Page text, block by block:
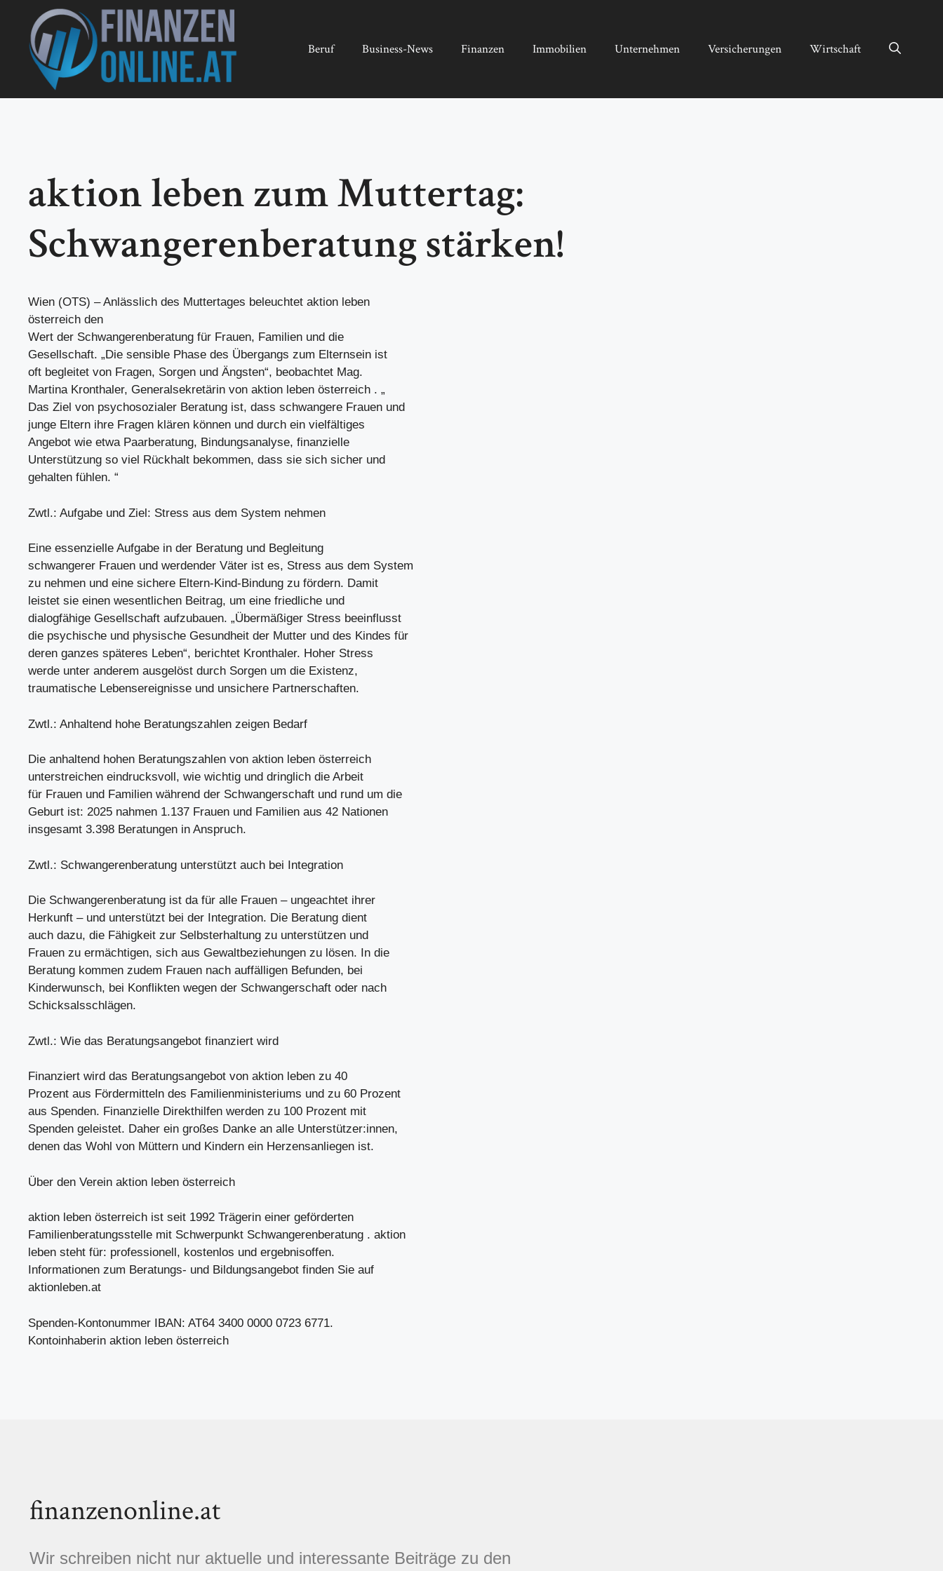
springen
Beruf Business-News Finanzen Immobilien Unternehmen Versicherungen Wirtschaft
aktion leben zum Muttertag:
Schwangerenberatung stärken!
Wien (OTS) – Anlässlich des Muttertages beleuchtet aktion leben
österreich den
Wert der Schwangerenberatung für Frauen, Familien und die
Gesellschaft. „Die sensible Phase des Übergangs zum Elternsein ist
oft begleitet von Fragen, Sorgen und Ängsten“, beobachtet Mag.
Martina Kronthaler, Generalsekretärin von aktion leben österreich . „
Das Ziel von psychosozialer Beratung ist, dass schwangere Frauen und
junge Eltern ihre Fragen klären können und durch ein vielfältiges
Angebot wie etwa Paarberatung, Bindungsanalyse, finanzielle
Unterstützung so viel Rückhalt bekommen, dass sie sich sicher und
gehalten fühlen. “
Zwtl.: Aufgabe und Ziel: Stress aus dem System nehmen
Eine essenzielle Aufgabe in der Beratung und Begleitung
schwangerer Frauen und werdender Väter ist es, Stress aus dem System
zu nehmen und eine sichere Eltern-Kind-Bindung zu fördern. Damit
leistet sie einen wesentlichen Beitrag, um eine friedliche und
dialogfähige Gesellschaft aufzubauen. „Übermäßiger Stress beeinflusst
die psychische und physische Gesundheit der Mutter und des Kindes für
deren ganzes späteres Leben“, berichtet Kronthaler. Hoher Stress
werde unter anderem ausgelöst durch Sorgen um die Existenz,
traumatische Lebensereignisse und unsichere Partnerschaften.
Zwtl.: Anhaltend hohe Beratungszahlen zeigen Bedarf
Die anhaltend hohen Beratungszahlen von aktion leben österreich
unterstreichen eindrucksvoll, wie wichtig und dringlich die Arbeit
für Frauen und Familien während der Schwangerschaft und rund um die
Geburt ist: 2025 nahmen 1.137 Frauen und Familien aus 42 Nationen
insgesamt 3.398 Beratungen in Anspruch.
Zwtl.: Schwangerenberatung unterstützt auch bei Integration
Die Schwangerenberatung ist da für alle Frauen – ungeachtet ihrer
Herkunft – und unterstützt bei der Integration. Die Beratung dient
auch dazu, die Fähigkeit zur Selbsterhaltung zu unterstützen und
Frauen zu ermächtigen, sich aus Gewaltbeziehungen zu lösen. In die
Beratung kommen zudem Frauen nach auffälligen Befunden, bei
Kinderwunsch, bei Konflikten wegen der Schwangerschaft oder nach
Schicksalsschlägen.
Zwtl.: Wie das Beratungsangebot finanziert wird
Finanziert wird das Beratungsangebot von aktion leben zu 40
Prozent aus Fördermitteln des Familienministeriums und zu 60 Prozent
aus Spenden. Finanzielle Direkthilfen werden zu 100 Prozent mit
Spenden geleistet. Daher ein großes Danke an alle Unterstützer:innen,
denen das Wohl von Müttern und Kindern ein Herzensanliegen ist.
Über den Verein aktion leben österreich
aktion leben österreich ist seit 1992 Trägerin einer geförderten
Familienberatungsstelle mit Schwerpunkt Schwangerenberatung . aktion
leben steht für: professionell, kostenlos und ergebnisoffen.
Informationen zum Beratungs- und Bildungsangebot finden Sie auf
aktionleben.at
Spenden-Kontonummer IBAN: AT64 3400 0000 0723 6771.
Kontoinhaberin aktion leben österreich
finanzenonline.at
Wir schreiben nicht nur aktuelle und interessante Beiträge zu den